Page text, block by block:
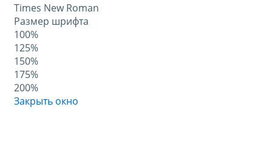
Times New Roman
Размер шрифта
100%
125%
150%
175%
200%
Закрыть окно